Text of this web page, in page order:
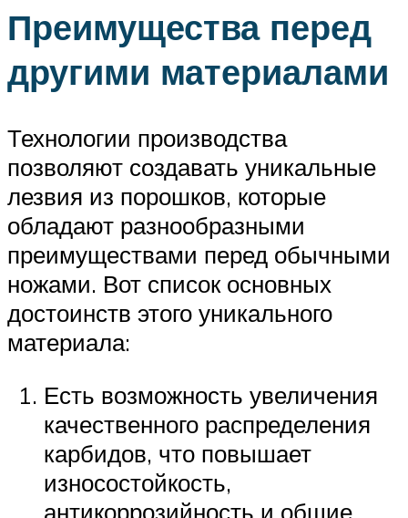
Преимущества перед
другими материалами
Технологии производства
позволяют создавать уникальные
лезвия из порошков, которые
обладают разнообразными
преимуществами перед обычными
ножами. Вот список основных
достоинств этого уникального
материала:
Есть возможность увеличения
качественного распределения
карбидов, что повышает
износостойкость,
антикоррозийность и общие